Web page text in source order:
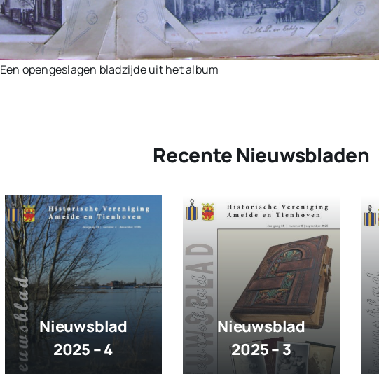
Een opengeslagen bladzijde uit het album
Recente Nieuwsbladen
Nieuwsblad
2025 – 4
Nieuwsblad
2025 – 3